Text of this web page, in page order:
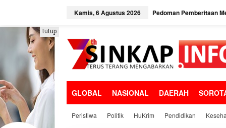
e
k
o
n
t
e
n
Kamis, 6 Agustus 2026 Pedoman Pemberitaan
GLOBAL NASIONAL DAERAH
Peristiwa Politik HuKrim Pendidikan
tutup